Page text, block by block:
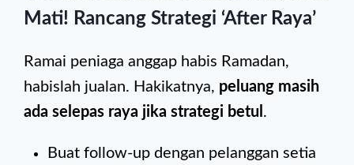
Mati! Rancang Strategi ‘After Raya’
Ramai peniaga anggap habis Ramadan,
habislah jualan. Hakikatnya, peluang masih
ada selepas raya jika strategi betul .
Buat follow-up dengan pelanggan setia